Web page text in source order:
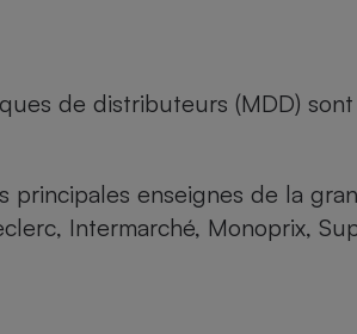
de distributeurs (MDD)
principales enseignes de la
Intermarché, Monoprix,